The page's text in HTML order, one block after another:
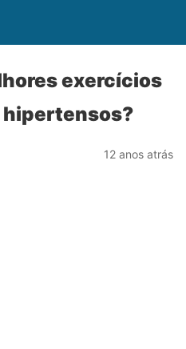
exercícios
hipertensos?
12 anos atrás